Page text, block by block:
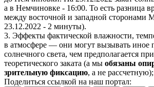
а в Немчиновке - 16:00. То есть разница
между восточной и западной сторонами
23.12.2022 - 2 минуты).
3. Эффекты фактической влажности,
в атмосфере — они могут вызывать иное
солнечного света, чем предполагается
теоретического заката (а мы обязаны
зрительную фиксацию, а не рассчетную);
Поделиться ссылкой на наш портал: